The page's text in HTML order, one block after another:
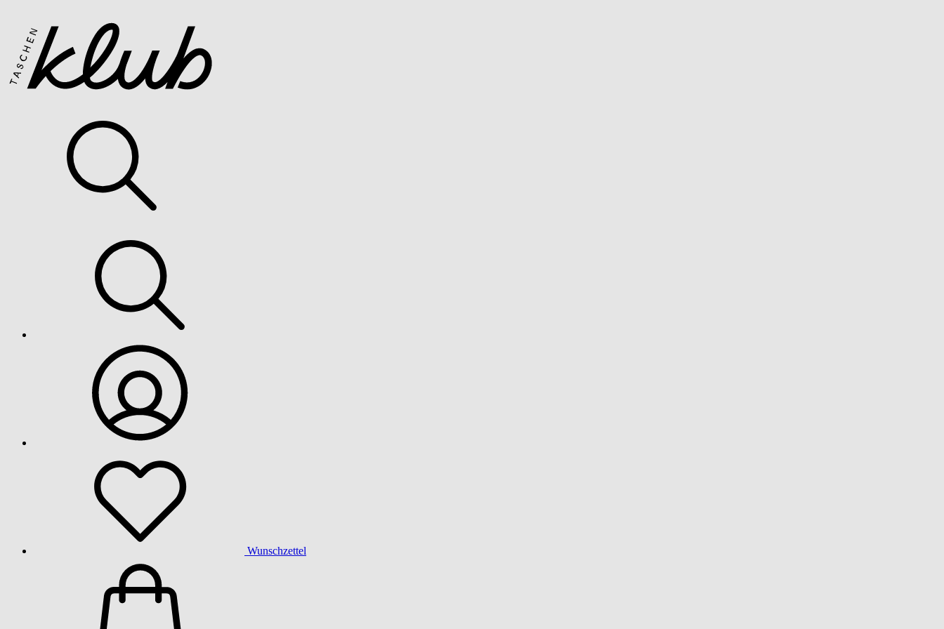
Wunschzettel